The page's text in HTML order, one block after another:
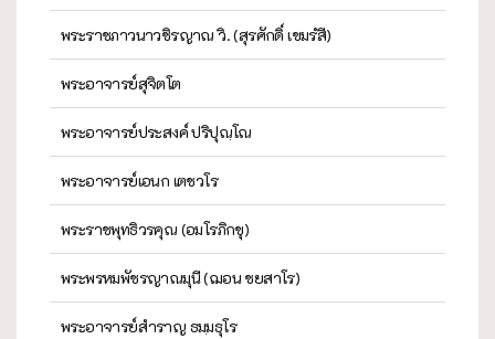
พระราชภาวนาวชิรญาณ วิ. (สุรศักดิ์ เขมรํสี)
พระอาจารย์สุจิตโต
พระอาจารย์ประสงค์ ปริปุณฺโณ
พระอาจารย์เอนก เตชวโร
พระราชพุทธิวรคุณ (อมโรภิกขุ)
พระพรหมพัชรญาณมุนี (ฌอน ชยสาโร)
พระอาจารย์สำราญ ธมฺมธุโร